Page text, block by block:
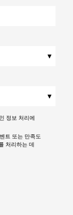
▾
▾
정보 처리에
트 또는 만족도
처리하는 데